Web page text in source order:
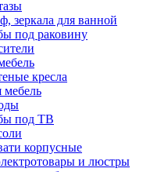
зеркала для ванной
под раковину
кресла
мебель
под ТВ
корпусные
и люстры